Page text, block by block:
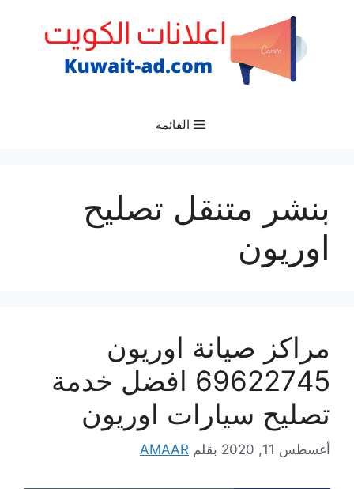
القائمة
بنشر متنقل تصليح
اوريون
مراكز صيانة اوريون
69622745 افضل خدمة
تصليح سيارات اوريون
أغسطس 11, 2020 بقلم AMAAR